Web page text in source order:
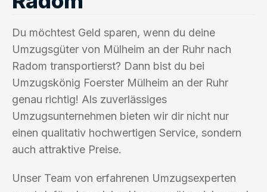
Du möchtest Geld sparen, wenn du deine
Umzugsgüter von Mülheim an der Ruhr nach
Radom transportierst? Dann bist du bei
Umzugskönig Foerster Mülheim an der Ruhr
genau richtig! Als zuverlässiges
Umzugsunternehmen bieten wir dir nicht nur
einen qualitativ hochwertigen Service, sondern
auch attraktive Preise.
Unser Team von erfahrenen Umzugsexperten